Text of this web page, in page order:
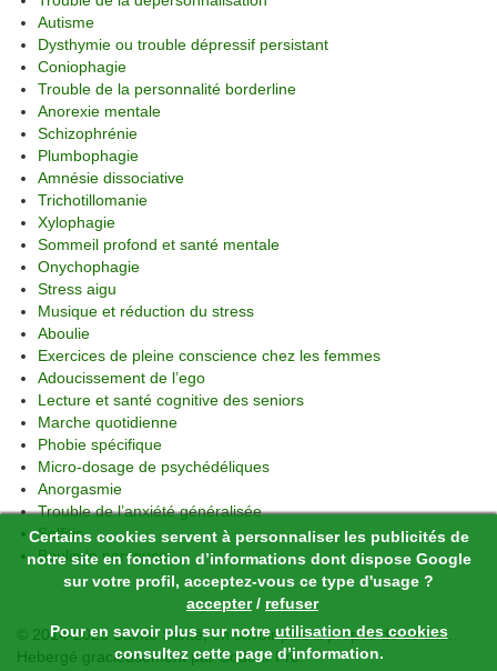
Certains cookies servent à personnaliser les publicités de
notre site en fonction d’informations dont dispose Google
sur votre profil, acceptez-vous ce type d'usage ?
accepter/ refuser
Pour en savoir plus sur notreutilisation des cookies
consultez cette page d’information.
Autisme
Dysthymie ou trouble dépressif persistant
Coniophagie
Trouble de la personnalité borderline
Anorexie mentale
Schizophrénie
Plumbophagie
Amnésie dissociative
Trichotillomanie
Xylophagie
Sommeil profond et santé mentale
Onychophagie
Stress aigu
Musique et réduction du stress
Aboulie
Exercices de pleine conscience chez les femmes
Adoucissement de l’ego
Lecture et santé cognitive des seniors
Marche quotidienne
Phobie spécifique
Micro-dosage de psychédéliques
Anorgasmie
Trouble de l’anxiété généralisée
Selfitis
Boulimie nerveuse
© 2014-2026 Sainte Santé,en savoir plus à propos de ce site
Hebergé gracieusement parCodeur Pro.